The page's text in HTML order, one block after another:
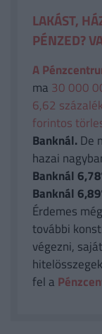
LAKÁST,
PÉNZED?
A
ma 30 000
6,62
forintos
Banknál.De
hazai
Banknál
Banknál
Érdemes
további
végezni,
fel a